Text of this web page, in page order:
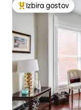
Najbolj priljubljena
Izbira gostov